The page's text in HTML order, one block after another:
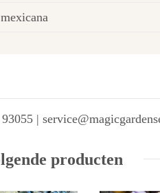
|
producten